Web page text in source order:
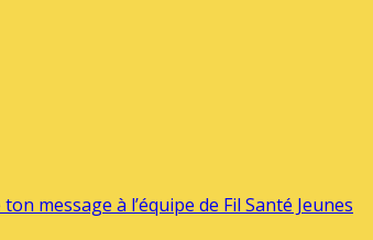
message à l’équipe de Fil Santé Jeunes